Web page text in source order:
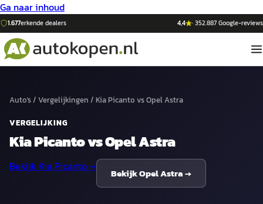
Ga naar inhoud
1.677erkende dealers 4,4 ·352.887Google-reviews
Auto's/ Vergelijkingen / Kia Picanto vsOpel Astra
VERGELIJKING
Kia PicantovsOpel Astra
Bekijk Kia Picanto→
BekijkOpel Astra→